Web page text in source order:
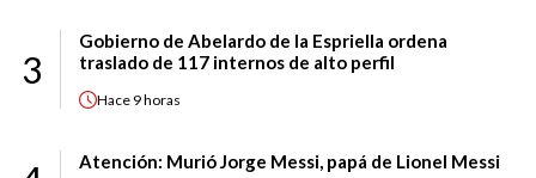
3
Gobierno de Abelardo de la Espriella ordena
traslado de 117 internos de alto perfil
Hace 9 horas
Atención: Murió Jorge Messi, papá de Lionel Messi